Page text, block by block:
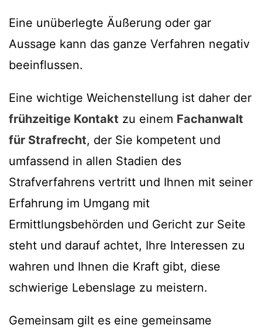
Eine unüberlegte Äußerung oder gar
Aussage kann das ganze Verfahren negativ
beeinflussen.
Eine wichtige Weichenstellung ist daher der
frühzeitige Kontakt zu einem Fachanwalt
für Strafrecht, der Sie kompetent und
umfassend in allen Stadien des
Strafverfahrens vertritt und Ihnen mit seiner
Erfahrung im Umgang mit
Ermittlungsbehörden und Gericht zur Seite
steht und darauf achtet, Ihre Interessen zu
wahren und Ihnen die Kraft gibt, diese
schwierige Lebenslage zu meistern.
Gemeinsam gilt es eine gemeinsame